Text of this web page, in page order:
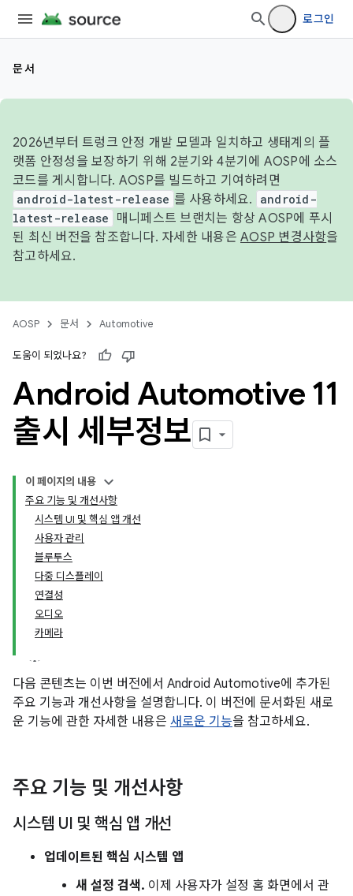
로그인
문서
2026년부터 트렁크 안정 개발 모델과 일치하고 생태계의 플
랫폼 안정성을 보장하기 위해 2분기와 4분기에 AOSP에 소스
코드를 게시합니다. AOSP를 빌드하고 기여하려면
android-latest-release 를 사용하세요.
android-
latest-release
매니페스트 브랜치는 항상 AOSP에 푸시
된 최신 버전을 참조합니다. 자세한 내용은 AOSP 변경사항을
참고하세요.
AOSP 문서 Automotive
도움이 되었나요?
Android Automotive 11
출시 세부정보
이 페이지의 내용
주요 기능 및 개선사항
시스템 UI 및 핵심 앱 개선
사용자 관리
블루투스
다중 디스플레이
연결성
오디오
카메라
다음 콘텐츠는 이번 버전에서 Android Automotive에 추가된
주요 기능과 개선사항을 설명합니다. 이 버전에 문서화된 새로
운 기능에 관한 자세한 내용은 새로운 기능을 참고하세요.
주요 기능 및 개선사항
시스템 UI 및 핵심 앱 개선
업데이트된 핵심 시스템 앱
새 설정 검색. 이제 사용자가 설정 홈 화면에서 관